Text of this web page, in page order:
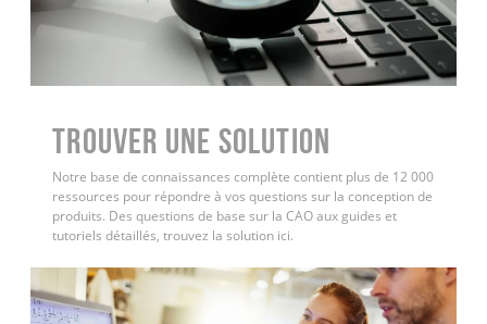
Trouver une solution
Notre base de connaissances complète contient plus de 12 000
ressources pour répondre à vos questions sur la conception de
produits. Des questions de base sur la CAO aux guides et
tutoriels détaillés, trouvez la solution ici.